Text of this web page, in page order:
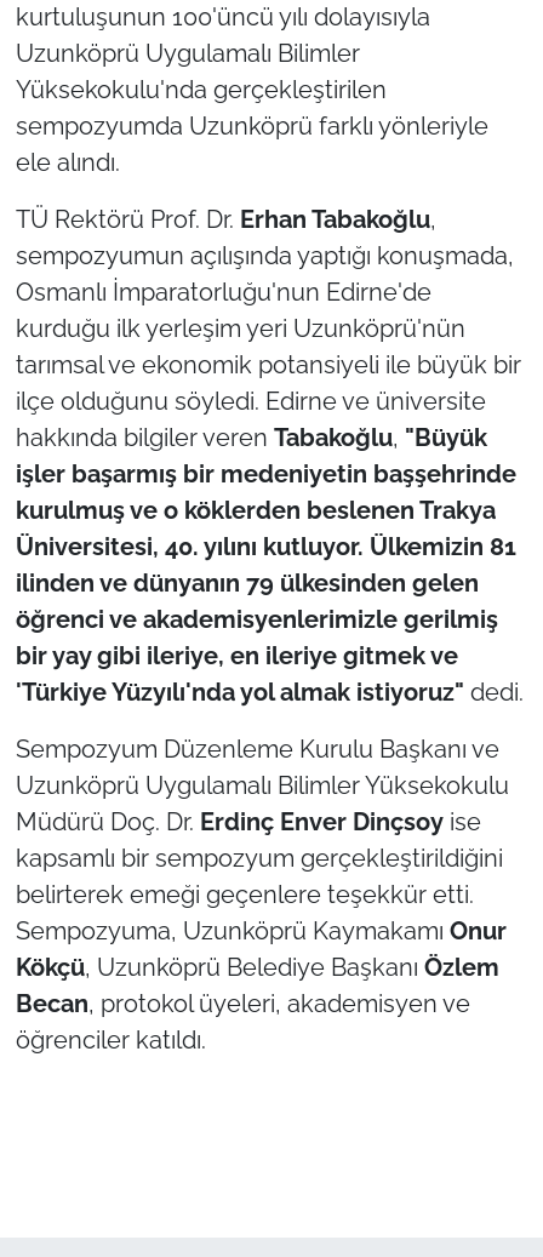
kurtuluşunun 100'üncü yılı dolayısıyla
Uzunköprü Uygulamalı Bilimler
Yüksekokulu'nda gerçekleştirilen
sempozyumda Uzunköprü farklı yönleriyle
ele alındı.
TÜ Rektörü Prof. Dr. Erhan Tabakoğlu,
sempozyumun açılışında yaptığı konuşmada,
Osmanlı İmparatorluğu'nun Edirne'de
kurduğu ilk yerleşim yeri Uzunköprü'nün
tarımsal ve ekonomik potansiyeli ile büyük bir
ilçe olduğunu söyledi. Edirne ve üniversite
hakkında bilgiler veren Tabakoğlu, "Büyük
işler başarmış bir medeniyetin başşehrinde
kurulmuş ve o köklerden beslenen Trakya
Üniversitesi, 40. yılını kutluyor. Ülkemizin 81
ilinden ve dünyanın 79 ülkesinden gelen
öğrenci ve akademisyenlerimizle gerilmiş
bir yay gibi ileriye, en ileriye gitmek ve
'Türkiye Yüzyılı'nda yol almak istiyoruz" dedi.
Sempozyum Düzenleme Kurulu Başkanı ve
Uzunköprü Uygulamalı Bilimler Yüksekokulu
Müdürü Doç. Dr. Erdinç Enver Dinçsoyise
kapsamlı bir sempozyum gerçekleştirildiğini
belirterek emeği geçenlere teşekkür etti.
Sempozyuma, Uzunköprü Kaymakamı Onur
Kökçü, Uzunköprü Belediye Başkanı Özlem
Becan, protokol üyeleri, akademisyen ve
öğrenciler katıldı.
TEKİRDAĞ
KIRKLARELİ
ÇANAKKALE
TÜRKİYE
Bölge
Güvenlik
Genel
Politika
Flaş Haber
Dış Haberler
Magazin
Bilim Teknoloji
English News
Canlı Maç
Finans
Genel-A